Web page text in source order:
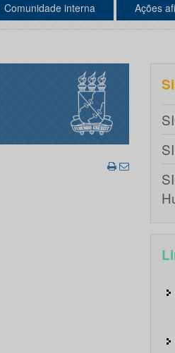
Comunidade interna Ações